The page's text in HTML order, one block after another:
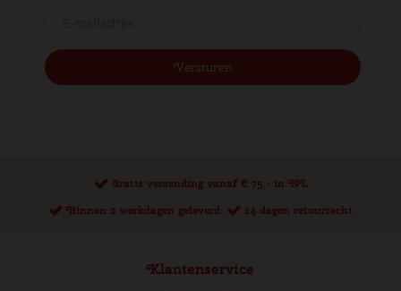
Gratis verzending vanaf € 75,- in NL
Binnen 2 werkdagen geleverd.
14 dagen retourrecht
Klantenservice